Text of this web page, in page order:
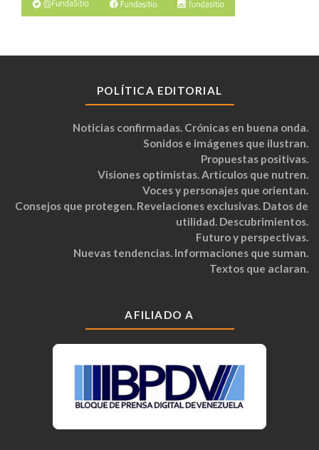
POLÍTICA EDITORIAL
Noticias confirmadas. Crónicas en buena onda.
Sonidos e imágenes que ilustran.
Propuestas positivas.
Visiones optimistas. Artículos que nutren.
Voces y personajes que orientan.
Consejos que protegen. Revelaciones exclusivas. Datos de
utilidad. Descubrimientos.
Futuro y perspectivas.
Nuevas tendencias. Informaciones que suman.
Textos que aclaran.
AFILIADO A